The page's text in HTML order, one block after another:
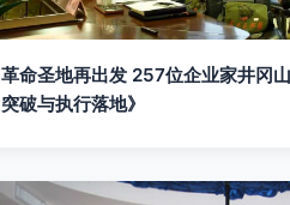
革命圣地再出发 257位企业家井冈
突破与执行落地》